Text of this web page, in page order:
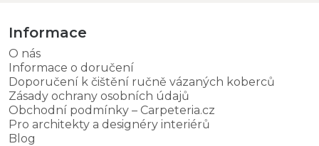
Informace
O nás
Informace o doručení
Doporučení k čištění ručně vázaných koberců
Zásady ochrany osobních údajů
Obchodní podmínky – Carpeteria.cz
Pro architekty a designéry interiérů
Blog